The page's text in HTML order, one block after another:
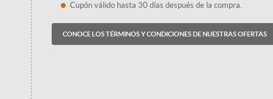
Cupón válido hasta 30 días después de la compra.
CONOCE LOS TÉRMINOS Y CONDICIONES DE NUESTRAS OFERTAS